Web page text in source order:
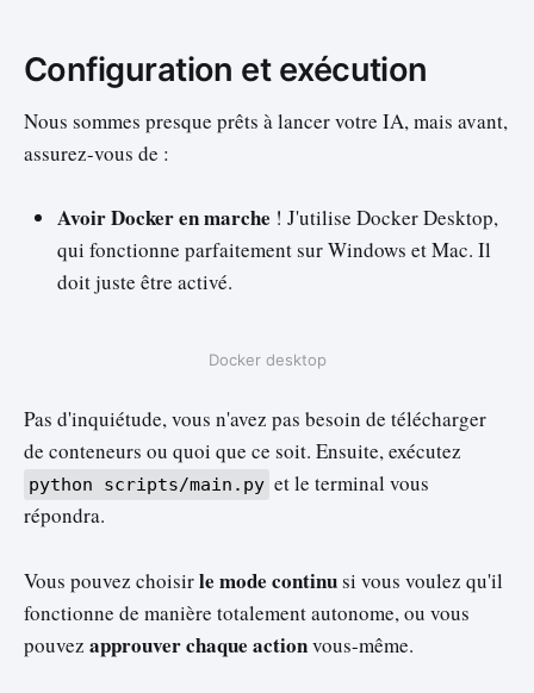
Configuration et exécution
Nous sommes presque prêts à lancer votre IA, mais avant,
assurez-vous de :
Avoir Docker en marche ! J'utilise Docker Desktop,
qui fonctionne parfaitement sur Windows et Mac. Il
doit juste être activé.
Docker desktop
Pas d'inquiétude, vous n'avez pas besoin de télécharger
de conteneurs ou quoi que ce soit. Ensuite, exécutez
python scripts/main.py et le terminal vous
répondra.
Vous pouvez choisirle mode continusi vous voulez qu'il
fonctionne de manière totalement autonome, ou vous
pouvez approuver chaque actionvous-même.